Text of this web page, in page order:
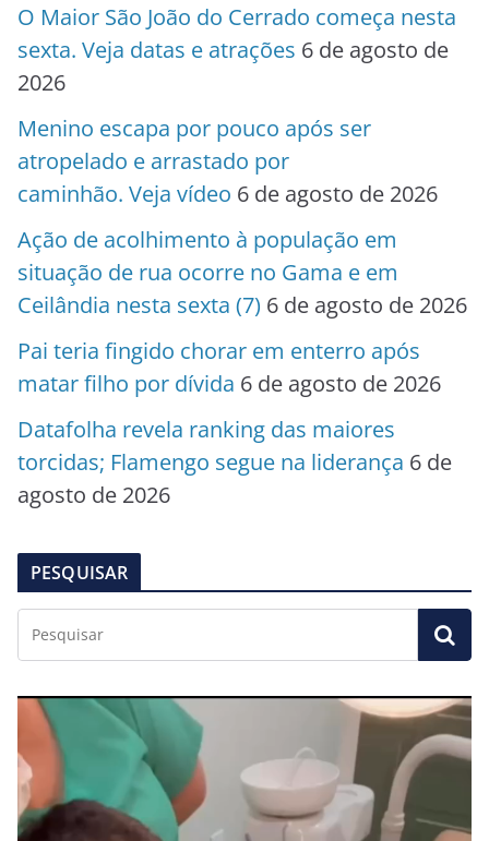
O Maior São João do Cerrado começa nesta
sexta. Veja datas e atrações 6 de agosto de
2026
Menino escapa por pouco após ser
atropelado e arrastado por
caminhão. Veja vídeo 6 de agosto de 2026
Ação de acolhimento à população em
situação de rua ocorre no Gama e em
Ceilândia nesta sexta (7) 6 de agosto de 2026
Pai teria fingido chorar em enterro após
matar filho por dívida 6 de agosto de 2026
Datafolha revela ranking das maiores
torcidas; Flamengo segue na liderança 6 de
agosto de 2026
PESQUISAR